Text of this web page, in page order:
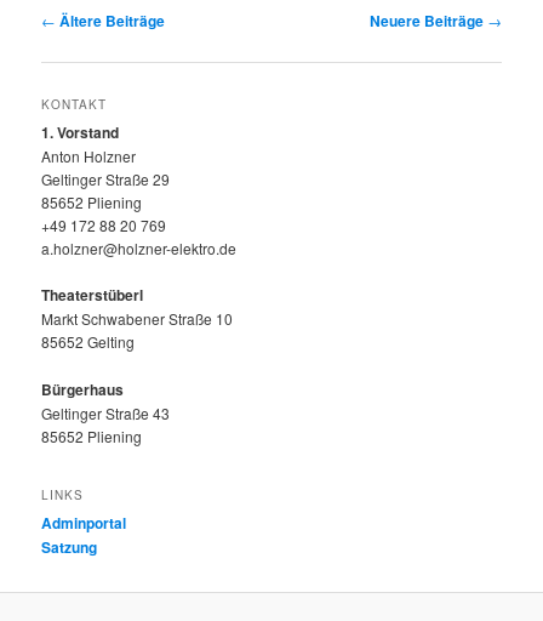
Beitragsnavigation
← Ältere Beiträge Neuere Beiträge →
KONTAKT
1. Vorstand
Anton Holzner
Geltinger Straße 29
85652 Pliening
+49 172 88 20 769
a.holzner@holzner-elektro.de
Theaterstüberl
Markt Schwabener Straße 10
85652 Gelting
Bürgerhaus
Geltinger Straße 43
85652 Pliening
LINKS
Adminportal
Satzung